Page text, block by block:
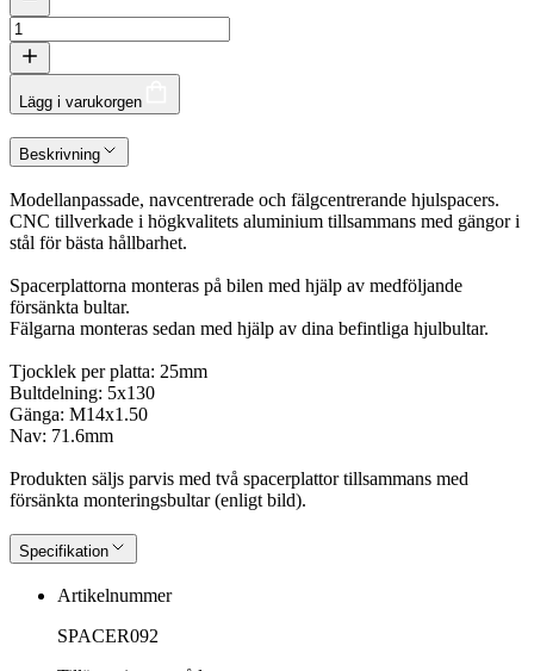
Lägg i varukorgen
Beskrivning
Modellanpassade, navcentrerade och fälgcentrerande hjulspacers.
CNC tillverkade i högkvalitets aluminium tillsammans med gängor i
stål för bästa hållbarhet.
Spacerplattorna monteras på bilen med hjälp av medföljande
försänkta bultar.
Fälgarna monteras sedan med hjälp av dina befintliga hjulbultar.
Tjocklek per platta: 25mm
Bultdelning: 5x130
Gänga: M14x1.50
Nav: 71.6mm
Produkten säljs parvis med två spacerplattor tillsammans med
försänkta monteringsbultar (enligt bild).
Specifikation
Artikelnummer
SPACER092